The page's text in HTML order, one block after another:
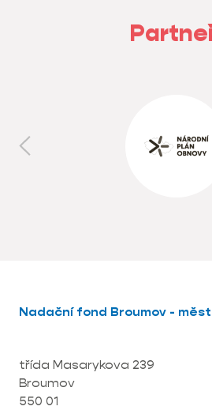
Nadační fond Broumov -
třída Masarykova 239
Broumov
550 01